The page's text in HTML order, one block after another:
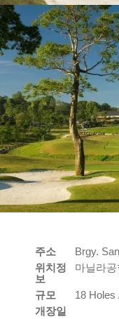
주소
Brgy.
위치정
보
마닐라
규모
18 Holes
개장일